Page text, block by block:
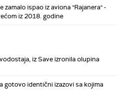
zamalo ispao iz aviona "Rajanera" -
iz 2018. godine
iz Save izronila olupina
gotovo identični izazovi sa kojima